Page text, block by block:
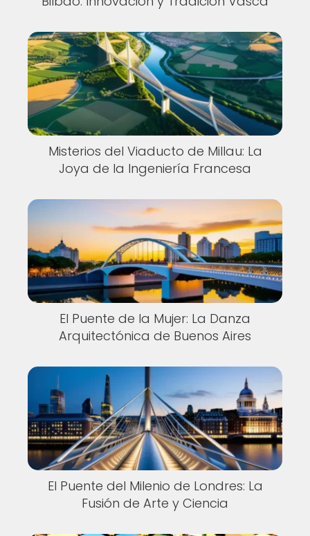
Misterios del Viaducto de Millau: La
Joya de la Ingeniería Francesa
El Puente de la Mujer: La Danza
Arquitectónica de Buenos Aires
El Puente del Milenio de Londres: La
Fusión de Arte y Ciencia